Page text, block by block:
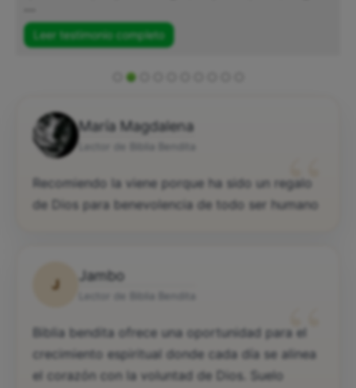
Leer testimonio completo
María Magdalena
“
Recomiendo la viene porque ha sido un regalo
de Dios para benevolencia de todo ser humano
J
Jambo
“
Biblia bendita ofrece una oportunidad para el
crecimiento espiritual donde cada día se alinea
el corazón con la voluntad de Dios. Suelo